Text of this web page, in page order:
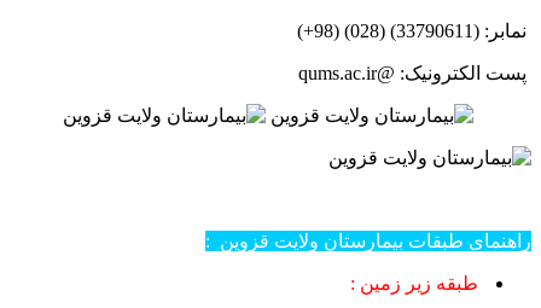
نمابر: (33790611) (028) (98+)
پست الکترونیک: @qums.ac.ir
راهنمای طبقات بیمارستان ولایت قزوین :
طبقه زیر زمین :